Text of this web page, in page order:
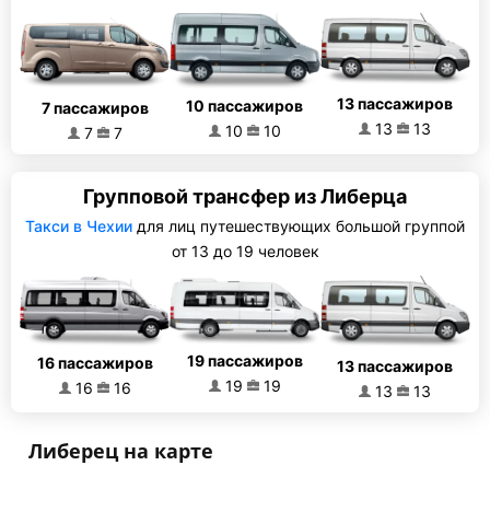
7 пассажиров
7
7
10 пассажиров
10
10
13 пассажиров
13
13
Групповой трансфер из Либерца
Такси в Чехии для лиц путешествующих большой группой
от 13 до 19 человек
16 пассажиров
16
16
19 пассажиров
19
19
13 пассажиров
13
13
Либерец на карте